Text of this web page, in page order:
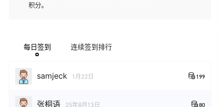
积分。
每日签到 连续签到排行
samjeck 1月22日 199
张桐语 25年8月13日 80